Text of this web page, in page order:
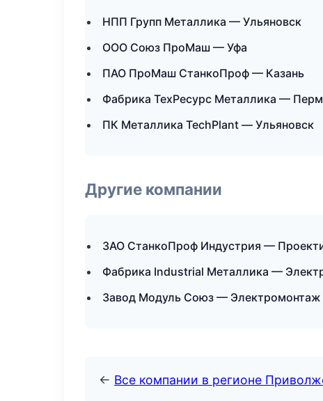
НПП Групп Металлика — Ульяновск
ООО Союз ПроМаш — Уфа
ПАО ПроМаш СтанкоПроф — Казань
Фабрика ТехРесурс Металлика —
ПК Металлика TechPlant — Ульяновск
Другие компании
ЗАО СтанкоПроф Индустрия —
Фабрика Industrial Металлика —
Завод Модуль Союз —
← Все компании в регионе